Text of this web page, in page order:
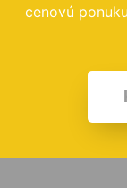
cenovú